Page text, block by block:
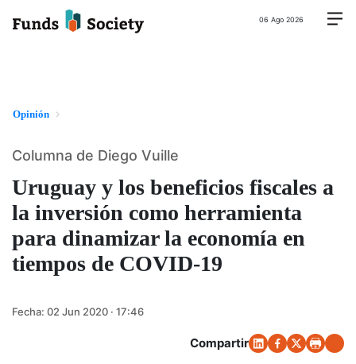
06 Ago 2026
Opinión
Uruguay y los beneficios fiscales a
la inversión como herramienta
para dinamizar la economía en
tiempos de COVID-19
Columna de Diego Vuille
Fecha: 02 Jun 2020 · 17:46
Compartir